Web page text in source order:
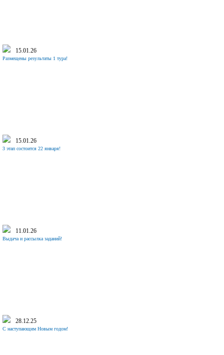
15.01.26
Размещены результаты 1 тура!
15.01.26
3 этап состоится 22 января!
11.01.26
Выдача и рассылка заданий!
28.12.25
С наступающим Новым годом!